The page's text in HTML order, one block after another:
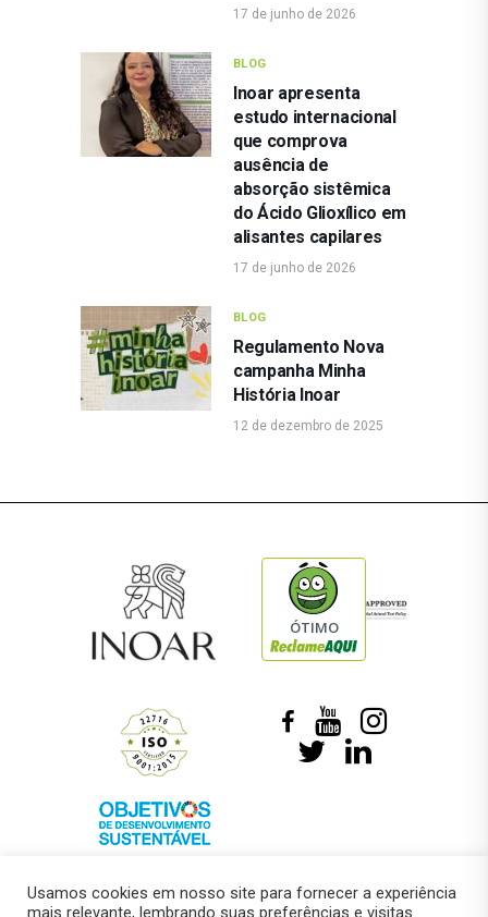
17 de junho de 2026
BLOG
Inoar apresenta
estudo internacional
que comprova
ausência de
absorção sistêmica
do Ácido Glioxílico em
alisantes capilares
17 de junho de 2026
BLOG
Regulamento Nova
campanha Minha
História Inoar
12 de dezembro de 2025
ÓTIMO
Usamos cookies em nosso site para fornecer a experiência
mais relevante, lembrando suas preferências e visitas